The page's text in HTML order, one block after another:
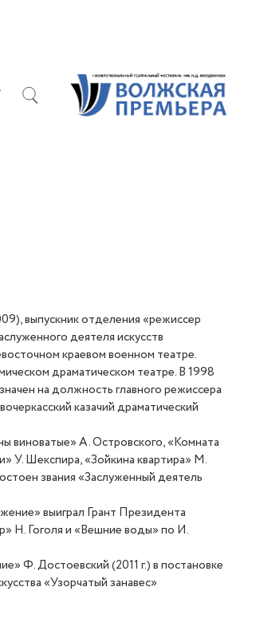
выпускник отделения«режиссер
деятеля искусств
краевом военном театре.
драматическом театре. В 1998
на должность главного режиссера
казачий драматический
виноватые» А. Островского, «Комната
У. Шекспира, «Зойкина квартира» М.
звания«Заслуженный деятель
выиграл Грант Президента
Н. Гоголя и «Вешние воды» по И.
Ф. Достоевский(2011 г.) в постановке
«Узорчатый занавес»